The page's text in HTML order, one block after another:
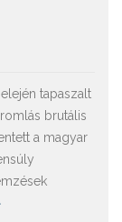
tapaszalt
brutális
a magyar